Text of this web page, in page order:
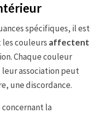
spécifiques, il est
couleurs affectent
Chaque couleur
association peut
une discordance.
la